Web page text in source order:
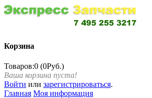
Корзина
Товаров:0 (0Руб.)
Ваша корзина пуста!
Войти или зарегистрироваться.
Главная Моя информация